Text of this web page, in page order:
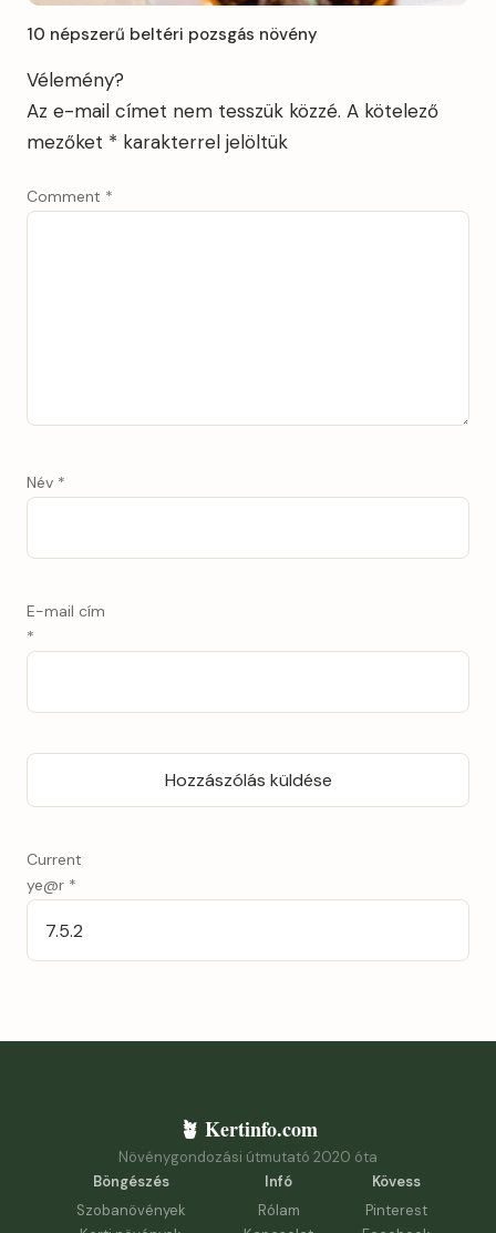
10 népszerű beltéri pozsgás növény
Vélemény?
Az e-mail címet nem tesszük közzé. A kötelező
mezőket * karakterrel jelöltük
Comment *
Név *
E-mail cím
*
Current
ye@r *
🪴 Kertinfo.com
Növénygondozási útmutató 2020 óta
Böngészés
Szobanövények
Infó
Rólam
Kövess
Pinterest